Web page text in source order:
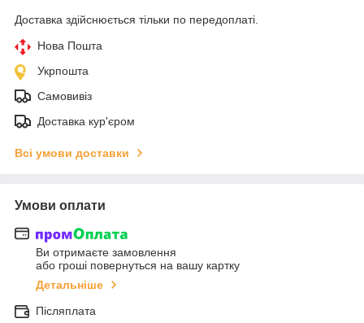
Доставка здійснюється тільки по передоплаті.
Нова Пошта
Укрпошта
Самовивіз
Доставка кур'єром
Всі умови доставки
Умови оплати
Ви отримаєте замовлення
або гроші повернуться на вашу картку
Детальніше
Післяплата